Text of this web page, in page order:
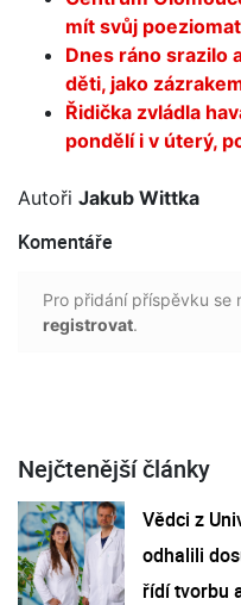
mít svůj poeziomat
Dnes ráno srazilo
děti, jako
Řidička zvládla
pondělí i v úterý,
Autoři Jakub Wittka
Komentáře
Pro přidání příspěvku se
registrovat.
Nejčtenější články
Vědci z
odhalili
řídí tvorbu